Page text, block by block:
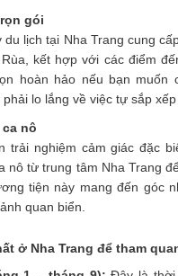
gói
du lịch tại Nha Trang cung
kết hợp với các điểm
hoàn hảo nếu bạn muốn
lo lắng về việc tự sắp
nô
trải nghiệm cảm giác đặc
nô từ trung tâm Nha Trang
tiện này mang đến góc
quan biển.
ở Nha Trang để tham